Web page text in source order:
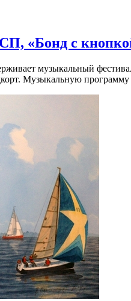
«Бонд с
музыкальный
Музыкальную программу